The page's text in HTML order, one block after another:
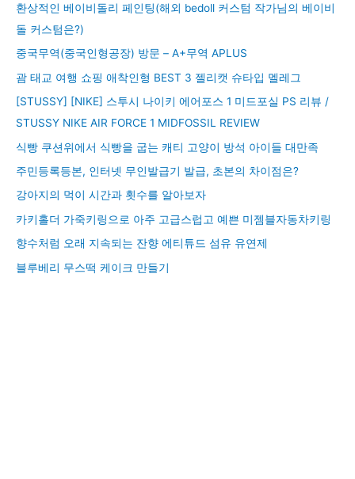
환상적인 베이비돌리 페인팅(해외 bedoll 커스텀 작가님의 베이비
돌 커스텀은?)
중국무역(중국인형공장) 방문 – A+무역 APLUS
괌 태교 여행 쇼핑 애착인형 BEST 3 젤리캣 슈타입 멜레그
[STUSSY] [NIKE] 스투시 나이키 에어포스 1 미드포실 PS 리뷰 /
STUSSY NIKE AIR FORCE 1 MIDFOSSIL REVIEW
식빵 쿠션위에서 식빵을 굽는 캐티 고양이 방석 아이들 대만족
주민등록등본, 인터넷 무인발급기 발급, 초본의 차이점은?
강아지의 먹이 시간과 횟수를 알아보자
카키홀더 가죽키링으로 아주 고급스럽고 예쁜 미젬블자동차키링
향수처럼 오래 지속되는 잔향 에티튜드 섬유 유연제
블루베리 무스떡 케이크 만들기